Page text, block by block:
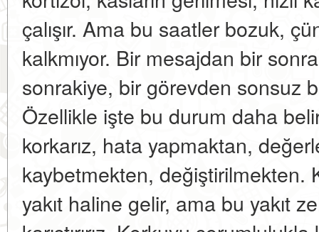
çalışır. Ama bu saatler bozuk,
kalkmıyor. Bir mesajdan bir
sonrakiye, bir görevden sonsuz
Özellikle işte bu durum daha
korkarız, hata yapmaktan,
kaybetmekten, değiştirilmekten.
yakıt haline gelir, ama bu yakıt